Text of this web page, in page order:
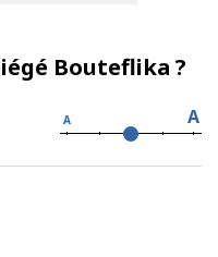
Bouteflika ?
A A